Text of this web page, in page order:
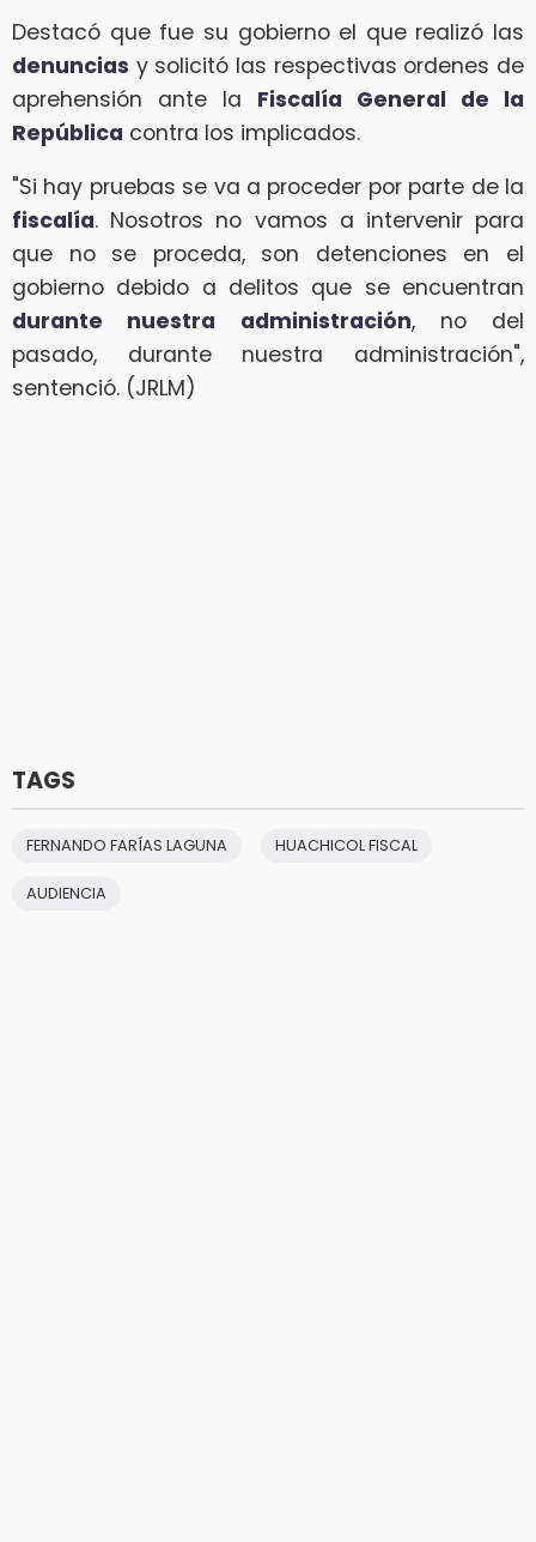
Destacó que fue su gobierno el que realizó las
denuncias y solicitó las respectivas ordenes de
aprehensión ante la Fiscalía General de la
República contra los implicados.
"Si hay pruebas se va a proceder por parte de la
fiscalía. Nosotros no vamos a intervenir para
que no se proceda, son detenciones en el
gobierno debido a delitos que se encuentran
durante nuestra administración, no del
pasado, durante nuestra administración",
sentenció. (JRLM)
TAGS
FERNANDO FARÍAS LAGUNA HUACHICOL FISCAL
AUDIENCIA